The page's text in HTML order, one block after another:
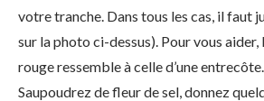
votre tranche. Dans tous les cas, il faut
sur la photo ci-dessus). Pour vous aider,
rouge ressemble à celle d’une
Saupoudrez de fleur de sel, donnez